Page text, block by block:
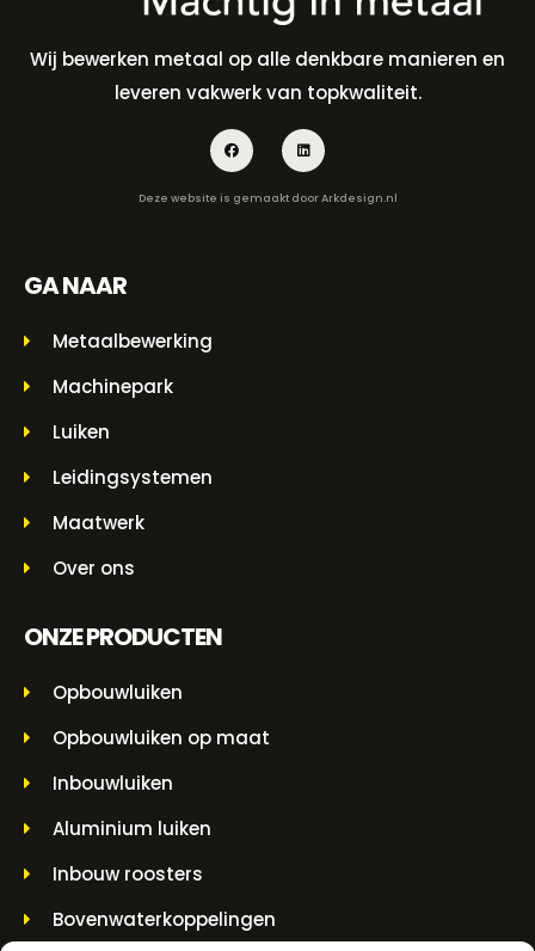
Wij bewerken metaal op alle denkbare manieren en
leveren vakwerk van topkwaliteit.
Deze website is gemaakt doorArkdesign.nl
GA NAAR
Metaalbewerking
Machinepark
Luiken
Leidingsystemen
Maatwerk
Over ons
ONZE PRODUCTEN
Opbouwluiken
Opbouwluiken op maat
Inbouwluiken
Aluminium luiken
Inbouw roosters
Bovenwaterkoppelingen